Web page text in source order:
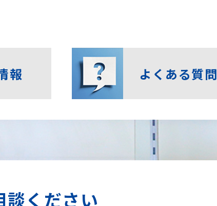
報 よくある質問
談ください